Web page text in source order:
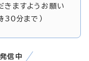
きますようお願い
30分まで）
信中